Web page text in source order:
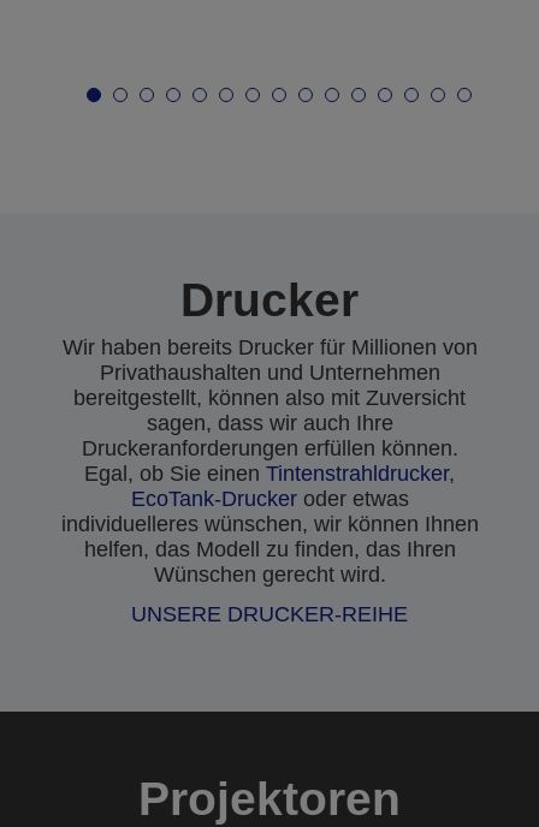
Drucker
Wir haben bereits Drucker für Millionen von
Privathaushalten und Unternehmen
bereitgestellt, können also mit Zuversicht
sagen, dass wir auch Ihre
Druckeranforderungen erfüllen können.
Egal, ob Sie einen Tintenstrahldrucker,
EcoTank-Druckeroder etwas
individuelleres wünschen, wir können Ihnen
helfen, das Modell zu finden, das Ihren
Wünschen gerecht wird.
UNSERE DRUCKER-REIHE
Projektoren